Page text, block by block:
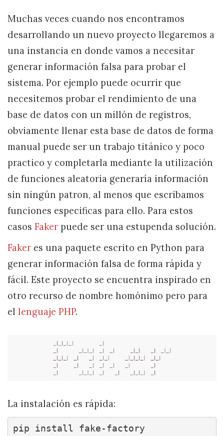
Muchas veces cuando nos encontramos
desarrollando un nuevo proyecto llegaremos a
una instancia en donde vamos a necesitar
generar información falsa para probar el
sistema. Por ejemplo puede ocurrir que
necesitemos probar el rendimiento de una
base de datos con un millón de registros,
obviamente llenar esta base de datos de forma
manual puede ser un trabajo titánico y poco
practico y completarla mediante la utilización
de funciones aleatoria generaría información
sin ningún patron, al menos que escribamos
funciones especificas para ello. Para estos
casos Faker puede ser una estupenda solución.
Faker es una paquete escrito en Python para
generar información falsa de forma rápida y
fácil. Este proyecto se encuentra inspirado en
otro recurso de nombre homónimo pero para
el lenguaje PHP.
La instalación es rápida:
pip install fake-factory